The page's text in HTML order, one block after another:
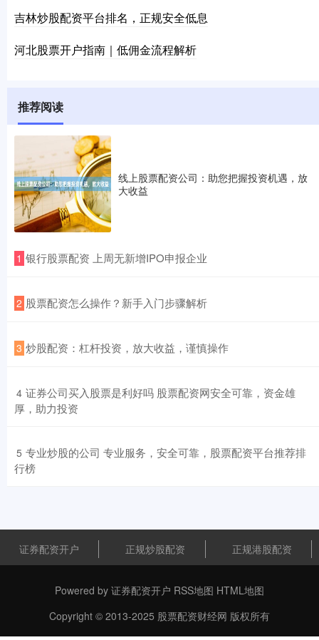
吉林炒股配资平台排名，正规安全低息
河北股票开户指南｜低佣金流程解析
推荐阅读
线上股票配资公司：助您把握投资机遇，放
大收益
1 ​银行股票配资 上周无新增IPO申报企业
2 ​股票配资怎么操作？新手入门步骤解析
3 ​炒股配资：杠杆投资，放大收益，谨慎操作
4 ​证券公司买入股票是利好吗 股票配资网安全可靠，资金雄
厚，助力投资
5 ​专业炒股的公司 专业服务，安全可靠，股票配资平台推荐排
行榜
证券配资开户 正规炒股配资 正规港股配资
Powered by 证券配资开户 RSS地图 HTML地图
Copyright © 2013-2025 股票配资财经网 版权所有